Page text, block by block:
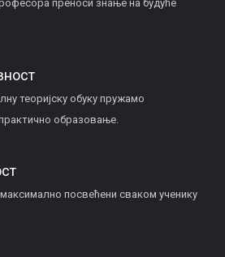
преноси знање на будуће
теоријску обуку пружамо
образовање.
посвећени сваком ученику